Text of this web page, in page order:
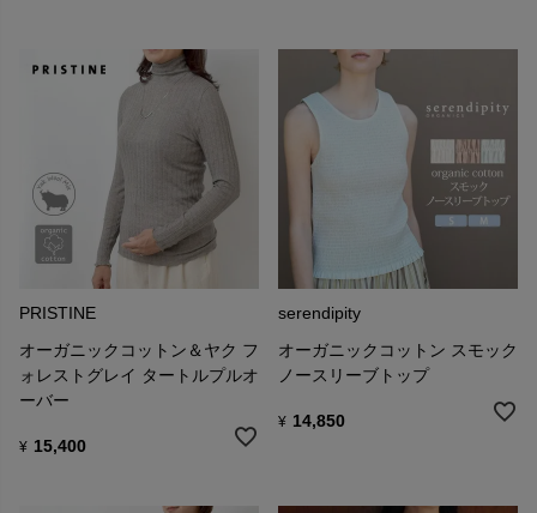
PRISTINE
オーガニックコットン＆ヤク フ
ォレストグレイ タートルプルオ
ーバー
¥ 15,400
serendipity
オーガニックコットン スモック
ノースリーブトップ
¥ 14,850